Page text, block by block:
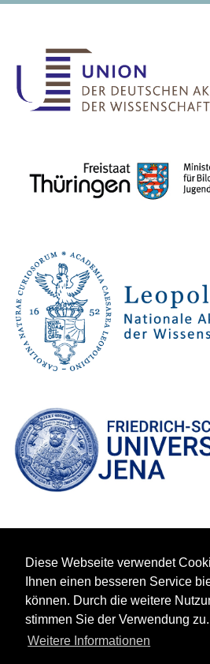
Diese Webseite verwendet
Ihnen einen besseren Service
können. Durch die weitere
stimmen Sie der Verwendung zu.
Weitere Informationen